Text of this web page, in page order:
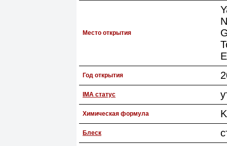
Место открытия
Год открытия
IMA статус
Химическая формула
Блеск